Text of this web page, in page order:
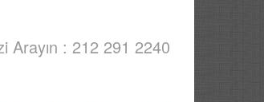
Arayın : 212 291 2240